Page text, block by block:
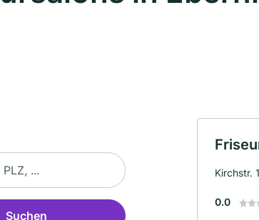
Suchen
Kirchstr.
0.0